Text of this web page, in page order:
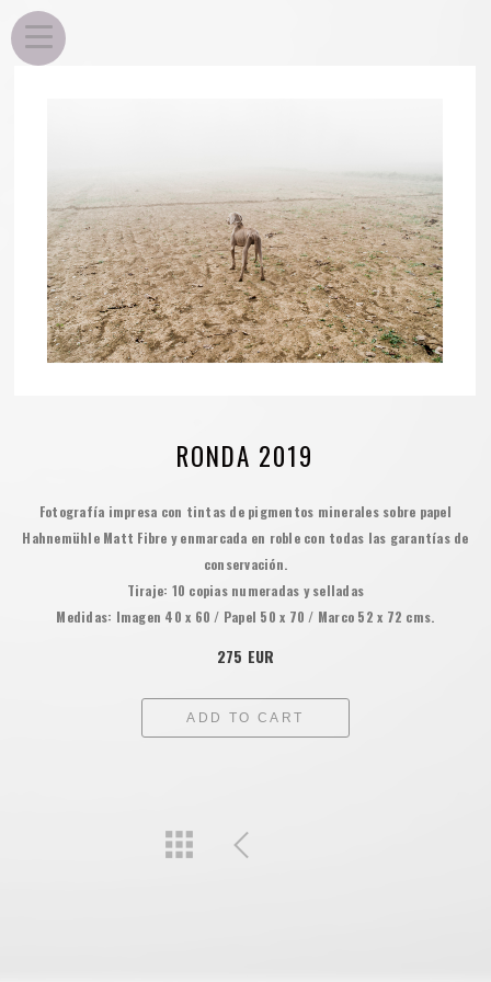
RONDA 2019
Fotografía impresa con tintas de pigmentos minerales sobre papel
Hahnemühle Matt Fibre y enmarcada en roble con todas las garantías de
conservación.
Tiraje: 10 copias numeradas y selladas
Medidas: Imagen 40 x 60 / Papel 50 x 70 / Marco 52 x 72 cms.
275 EUR
ADD TO CART